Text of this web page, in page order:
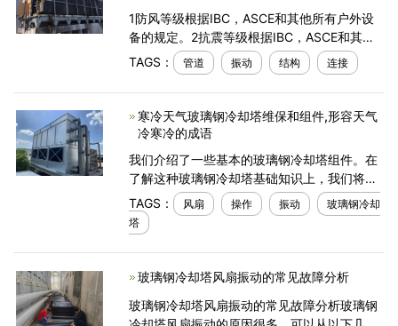
1防风等级根据IBC，ASCE和其他所有户外设
备的规定。2抗震等级根据IBC，ASCE和其他
要求抗震的非结构构件的规定。3固定附件非
结构性组件及其支撑件应连接（或锚固）在建
筑结构或地面上，以通
TAGS： 管道 振动 结构 连接
寒冷天气玻璃钢冷却塔维保和组件,形容天气
冷寒冷的成语
我们介绍了一些基本的玻璃钢冷却塔组件。在
了解这种玻璃钢冷却塔基础知识上，我们将讨
论剩余的基本玻璃钢冷却塔部件以及玻璃钢冷
却塔如何处理寒冷的天气操作。一、寒冷的天
气如何
TAGS： 风扇 操作 振动
玻璃钢冷却
塔
玻璃钢冷却塔风扇振动的常见故障分析
玻璃钢冷却塔风扇振动的常见故障分析玻璃钢